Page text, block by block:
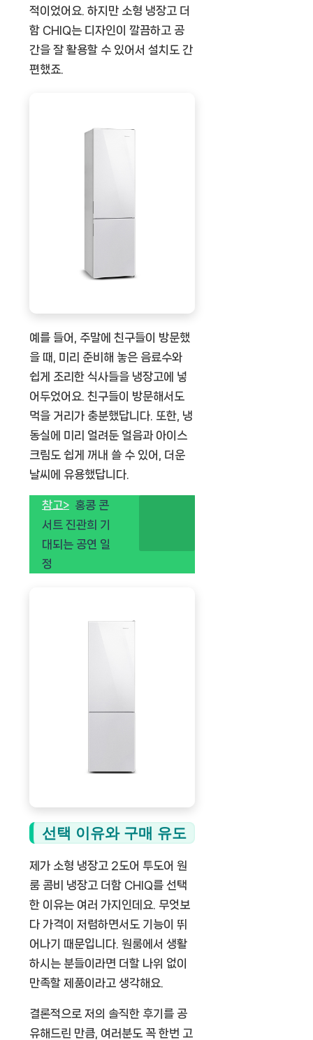
적이었어요. 하지만 소형 냉장고 더
함 CHIQ는 디자인이 깔끔하고 공
간을 잘 활용할 수 있어서 설치도 간
편했죠.
예를 들어, 주말에 친구들이 방문했
을 때, 미리 준비해 놓은 음료수와
쉽게 조리한 식사들을 냉장고에 넣
어두었어요. 친구들이 방문해서도
먹을 거리가 충분했답니다. 또한, 냉
동실에 미리 얼려둔 얼음과 아이스
크림도 쉽게 꺼내 쓸 수 있어, 더운
날씨에 유용했답니다.
참고> 홍콩 콘
서트 진관희 기
대되는 공연 일
정
선택 이유와 구매 유도
제가 소형 냉장고 2도어 투도어 원
룸 콤비 냉장고 더함 CHIQ를 선택
한 이유는 여러 가지인데요. 무엇보
다 가격이 저렴하면서도 기능이 뛰
어나기 때문입니다. 원룸에서 생활
하시는 분들이라면 더할 나위 없이
만족할 제품이라고 생각해요.
결론적으로 저의 솔직한 후기를 공
유해드린 만큼, 여러분도 꼭 한번 고